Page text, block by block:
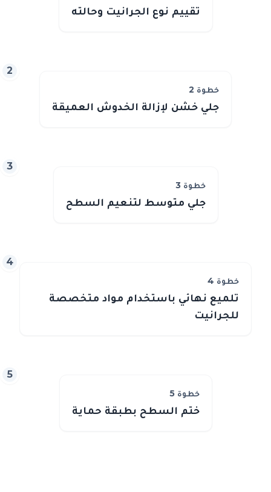
تقييم نوع الجرانيت وحالته
خطوة 2
جلي خشن لإزالة الخدوش العميقة
2
خطوة 3
جلي متوسط لتنعيم السطح
3
خطوة 4
تلميع نهائي باستخدام مواد متخصصة
للجرانيت
4
خطوة 5
ختم السطح بطبقة حماية
5